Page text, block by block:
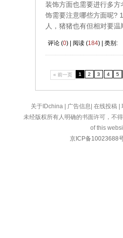
装饰方面也需要进行多
饰需要注意哪些方面呢?
人，猪猪也有但相对要温
评论 (0) | 阅读 (184) | 类别:
« 前一页 1 2 3 4 5
关于IDchina | 广告信息 | 在线投稿 |
未经版权所有人明确的书面许可，不
of this
京ICP备10023688